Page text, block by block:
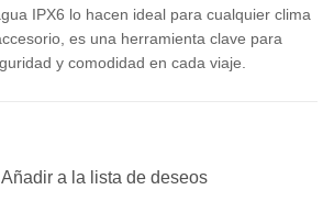
IPX6 lo hacen ideal para cualquier clima
es una herramienta clave para
y comodidad en cada viaje.
Añadir a la lista de deseos